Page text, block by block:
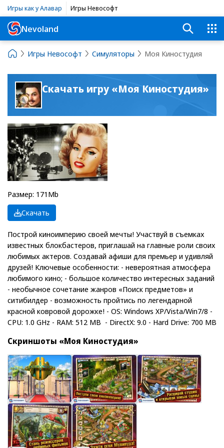
Игры как у Алавар Игры Невософт
Nevoland
Игры Невософт Симуляторы Моя Киностудия
Скачать игру «Моя Киностудия»
Размер: 171Mb
Скачать
Построй киноимперию своей мечты! Участвуй в съемках
известных блокбастеров, приглашай на главные роли своих
любимых актеров. Создавай афиши для премьер и удивляй
друзей! Ключевые особенности: - невероятная атмосфера
любимого кино; - большое количество интересных заданий
- необычное сочетание жанров «Поиск предметов» и
ситибилдер - возможность пройтись по легендарной
красной ковровой дорожке! - OS: Windows XP/Vista/Win7/8 -
CPU: 1.0 GHz - RAM: 512 MB - DirectX: 9.0 - Hard Drive: 700 MB
Скриншоты «Моя Киностудия»